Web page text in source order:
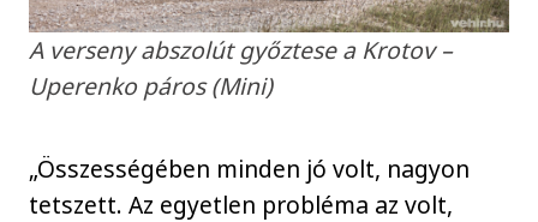
A verseny abszolút győztese a Krotov –
Uperenko páros (Mini)
„Összességében minden jó volt, nagyon
tetszett. Az egyetlen probléma az volt,